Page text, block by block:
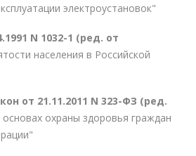
электроустановок"
N 1032-1 (ред. от
населения в Российской
от 21.11.2011 N 323-ФЗ (ред.
охраны здоровья граждан